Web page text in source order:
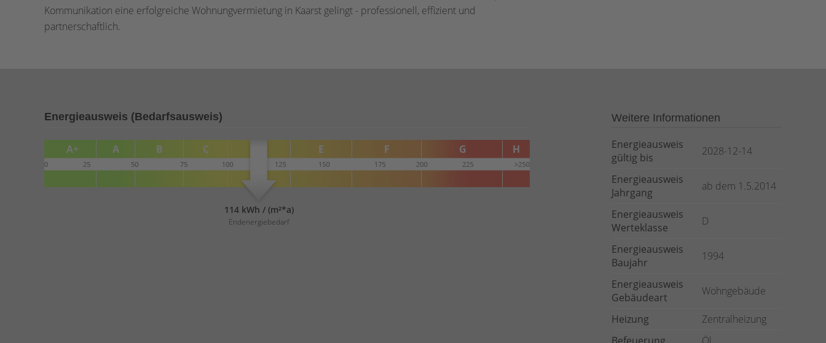
Kommunikation eine erfolgreiche Wohnungvermietung in Kaarst gelingt - professionell, effizient und
partnerschaftlich.
Energieausweis (Bedarfsausweis)
114 kWh / (m²*a)
Endenergiebedarf
Weitere Informationen
Energieausweis
gültig bis
2028-12-14
Energieausweis
Jahrgang
ab dem 1.5.2014
Energieausweis
Werteklasse
D
Energieausweis
Baujahr
1994
Energieausweis
Gebäudeart
Wohngebäude
Heizung
Zentralheizung